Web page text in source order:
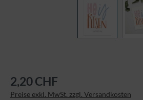
2,20 CHF
Preise exkl. MwSt. zzgl. Versandkosten